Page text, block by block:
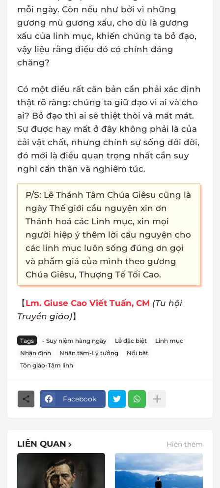
mỗi ngày. Còn nếu như bởi vì những
gương mù gương xấu, cho dù là gương
xấu của linh mục, khiến chúng ta bỏ đạo,
vậy liệu rằng điều đó có chính đáng
chăng?
Có một điều rất căn bản cần phải xác định
thật rõ ràng: chúng ta giữ đạo vì ai và cho
ai? Bỏ đạo thì ai sẽ thiệt thòi và mất mát.
Sự được hay mất ở đây không phải là của
cải vật chất, nhưng chính sự sống đời đời,
đó mới là điều quan trọng nhất cần suy
nghĩ cẩn thận và nghiêm túc.
P/S: Lễ Thánh Tâm Chúa Giêsu cũng là
ngày Thế giới cầu nguyện xin ơn
Thánh hoá các Linh mục, xin mọi
người hiệp ý thêm lời cầu nguyện cho
các linh mục luôn sống đúng ơn gọi
và phẩm giá của mình theo gương
Chúa Giêsu, Thượng Tế Tối Cao.
【 Lm. Giuse Cao Viết Tuấn, CM (Tu hội
Truyền giáo)】
Tags - Suy niệm hàng ngày Lễ đặc biệt
Linh mục
Nhận định
Nhân tâm-Lý tưởng
Nổi bật
Tôn giáo-Tâm linh
Facebook
LIÊN QUAN Hiện thêm